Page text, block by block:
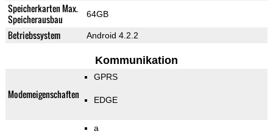
Speicherkarten Max.
Speicherausbau
64GB
Betriebssystem Android 4.2.2
Kommunikation
Modemeigenschaften
GPRS
EDGE
a